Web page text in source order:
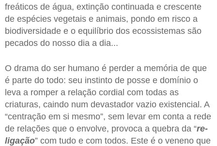
freáticos de água, extinção continuada e crescente
de espécies vegetais e animais, pondo em risco a
biodiversidade e o equilíbrio dos ecossistemas são
pecados do nosso dia a dia...
O drama do ser humano é perder a memória de que
é parte do todo: seu instinto de posse e domínio o
leva a romper a relação cordial com todas as
criaturas, caindo num devastador vazio existencial. A
“centração em si mesmo”, sem levar em conta a rede
de relações que o envolve, provoca a quebra da “re-
ligação” com tudo e com todos. Este é o veneno que